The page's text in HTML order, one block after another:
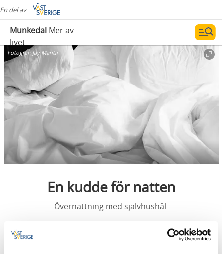
En del av
Munkedal Mer av
livet
Fotograf:Jay Mantri
En kudde för natten
Övernattning med självhushåll
En säng för natten med självhushåll.